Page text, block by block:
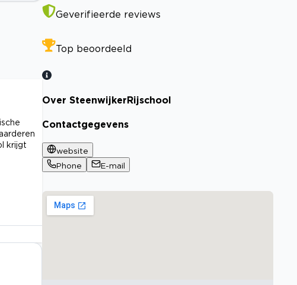
krijgt
Geverifieerde reviews
Top beoordeeld
Over SteenwijkerRijschool
Contactgegevens
website
Phone
E-mail